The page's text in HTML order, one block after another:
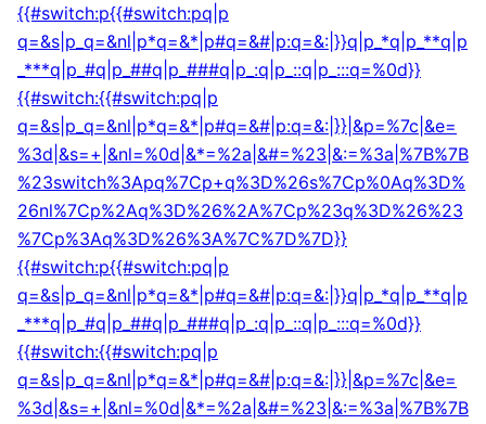
{{#switch:p{{#switch:pq|p
q=&s|p_q=&nl|p*q=&*|p#q=&#|p:q=&:|}}q|p_*q|p_**q|p
_***q|p_#q|p_##q|p_###q|p_:q|p_::q|p_:::q=%0d}}
{{#switch:{{#switch:pq|p
q=&s|p_q=&nl|p*q=&*|p#q=&#|p:q=&:|}}|&p=%7c|&e=
%3d|&s=+|&nl=%0d|&*=%2a|&#=%23|&:=%3a|%7B%7B
%23switch%3Apq%7Cp+q%3D%26s%7Cp%0Aq%3D%
26nl%7Cp%2Aq%3D%26%2A%7Cp%23q%3D%26%23
%7Cp%3Aq%3D%26%3A%7C%7D%7D}}
{{#switch:p{{#switch:pq|p
q=&s|p_q=&nl|p*q=&*|p#q=&#|p:q=&:|}}q|p_*q|p_**q|p
_***q|p_#q|p_##q|p_###q|p_:q|p_::q|p_:::q=%0d}}
{{#switch:{{#switch:pq|p
q=&s|p_q=&nl|p*q=&*|p#q=&#|p:q=&:|}}|&p=%7c|&e=
%3d|&s=+|&nl=%0d|&*=%2a|&#=%23|&:=%3a|%7B%7B